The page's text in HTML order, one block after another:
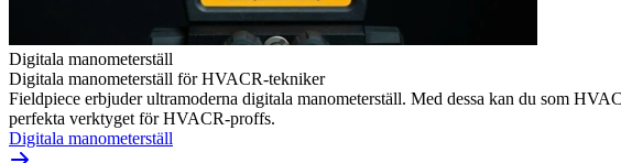
Digitala manometerställ
Digitala manometerställ för HVACR-tekniker
Fieldpiece erbjuder ultramoderna digitala manometerställ. Med dessa kan du som
perfekta verktyget för HVACR-proffs.
Digitala manometerställ